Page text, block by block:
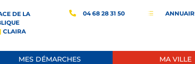
DE LA
CLAIRA
04 68 28 31 50 d
MES DÉMARCHES MA VILLE